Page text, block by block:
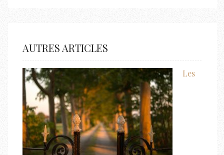
AUTRES ARTICLES
Les